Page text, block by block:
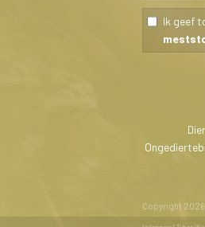
Ik geef
Copyright 2026